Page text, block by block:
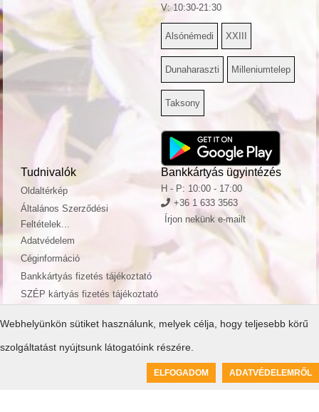
Webhelyünkön sütiket használunk, melyek célja, hogy teljesebb körű
szolgáltatást nyújtsunk látogatóink részére.
ELFOGADOM ADATVÉDELEMRŐL
V: 10:30-21:30
Alsónémedi XXIII
Dunaharaszti Milleniumtelep
Taksony
Tudnivalók
Oldaltérkép
Általános Szerződési
Feltételek...
Adatvédelem
Céginformáció
Bankkártyás fizetés tájékoztató
SZÉP kártyás fizetés tájékoztató
Bankkártyás ügyintézés
H - P: 10:00 - 17:00
+36 1 633 3563
Írjon nekünk e-mailt